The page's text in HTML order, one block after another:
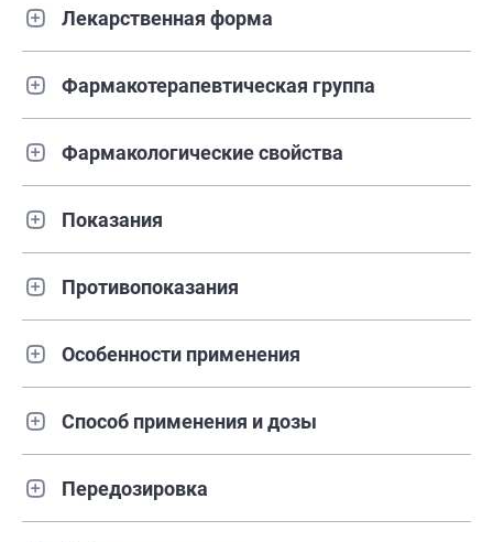
Лекарственная форма
Фармакотерапевтическая группа
Фармакологические свойства
Показания
Противопоказания
Особенности применения
Способ применения и дозы
Передозировка